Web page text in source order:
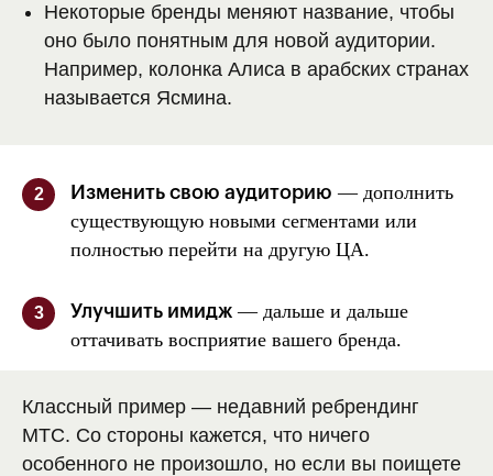
Некоторые бренды меняют название, чтобы
оно было понятным для новой аудитории.
Например, колонка Алиса в арабских странах
называется Ясмина.
2 Изменить свою аудиторию— дополнить
существующую новыми сегментами или
полностью перейти на другую ЦА.
3 Улучшить имидж— дальше и дальше
оттачивать восприятие вашего бренда.
Классный пример — недавний ребрендинг
МТС. Со стороны кажется, что ничего
особенного не произошло, но если вы поищете